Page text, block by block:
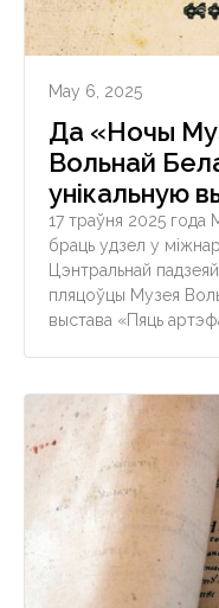
May 6, 2025
Да «Ночы
Вольнай
унікальную
17 траўня 2025 года
браць удзел у
Цэнтральнай
пляцоўцы Музея
выстава «Пяць